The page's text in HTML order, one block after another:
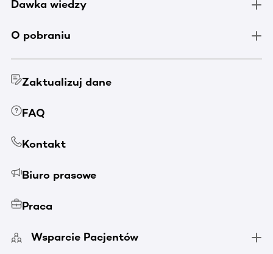
Dawka wiedzy
O pobraniu
Zaktualizuj dane
FAQ
Kontakt
Biuro prasowe
Praca
Wsparcie Pacjentów